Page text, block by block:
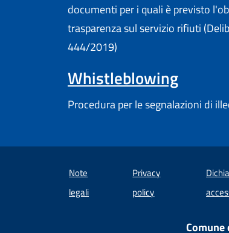
documenti per i quali è previsto
trasparenza sul servizio rifiuti
444/2019)
Whistleblowing
Procedura per le segnalazioni di
Note
legali
Privacy
policy
Comune